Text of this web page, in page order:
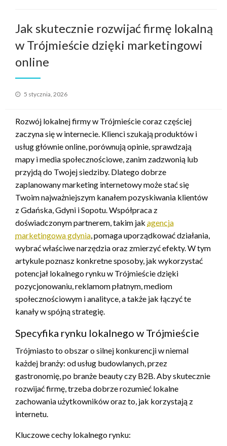
Jak skutecznie rozwijać firmę lokalną
w Trójmieście dzięki marketingowi
online
Opublikowane
5 stycznia, 2026
Rozwój lokalnej firmy w Trójmieście coraz częściej
zaczyna się w internecie. Klienci szukają produktów i
usług głównie online, porównują opinie, sprawdzają
mapy i media społecznościowe, zanim zadzwonią lub
przyjdą do Twojej siedziby. Dlatego dobrze
zaplanowany marketing internetowy może stać się
Twoim najważniejszym kanałem pozyskiwania klientów
z Gdańska, Gdyni i Sopotu. Współpraca z
doświadczonym partnerem, takim jak agencja
marketingowa gdynia, pomaga uporządkować działania,
wybrać właściwe narzędzia oraz zmierzyć efekty. W tym
artykule poznasz konkretne sposoby, jak wykorzystać
potencjał lokalnego rynku w Trójmieście dzięki
pozycjonowaniu, reklamom płatnym, mediom
społecznościowym i analityce, a także jak łączyć te
kanały w spójną strategię.
Specyfika rynku lokalnego w Trójmieście
Trójmiasto to obszar o silnej konkurencji w niemal
każdej branży: od usług budowlanych, przez
gastronomię, po branże beauty czy B2B. Aby skutecznie
rozwijać firmę, trzeba dobrze rozumieć lokalne
zachowania użytkowników oraz to, jak korzystają z
internetu.
Kluczowe cechy lokalnego rynku: